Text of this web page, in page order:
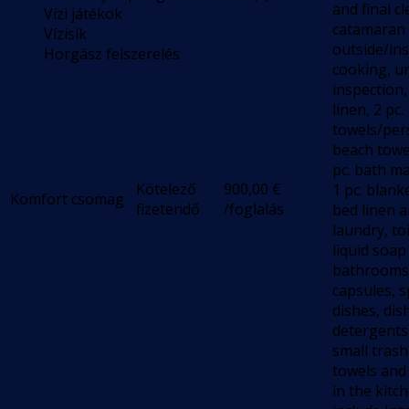
Vízi játékok
Vízisík
Horgász felszerelés
Komfort csomag
Kötelező
fizetendő
900,00 €
/foglalás
and final
catamaran
outside/
cooking,
linen, 2 pc.
towels/
beach
pc. bath
1 pc.
bed linen
laundry,
liquid
capsules,
dishes,
small
towels
in the